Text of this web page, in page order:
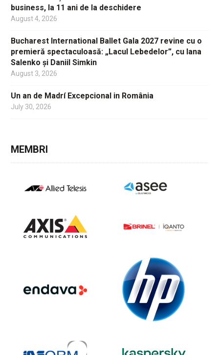
business, la 11 ani de la deschidere
August 4, 2026
Bucharest International Ballet Gala 2027 revine cu o
premieră spectaculoasă: „Lacul Lebedelor”, cu Iana
Salenko și Daniil Simkin
August 3, 2026
Un an de Madrí Excepcional in România
July 30, 2026
MEMBRI